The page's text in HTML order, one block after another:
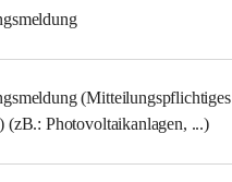
(Mitteilungspflichtiges
(zB.: Photovoltaikanlagen, ...)